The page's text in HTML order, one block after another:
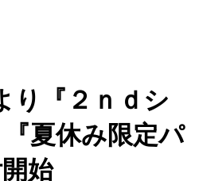
り『２ｎｄシ
夏休み限定パ
始